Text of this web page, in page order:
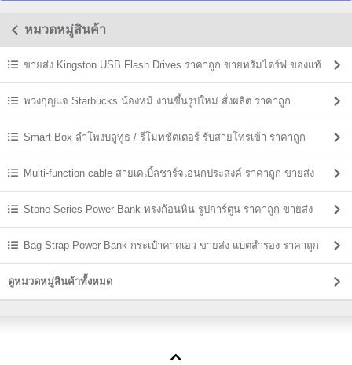
หมวดหมู่สินค้า
ขายส่ง Kingston USB Flash Drives ราคาถูก ขายทรัมไดร์ฟ ของแท้
พวงกุญแจ Starbucks น้องหมี งานขึ้นรูปใหม่ สั่งผลิต ราคาถูก
Smart Box ลำโพงบลูทูธ / รีโมทชัตเตอร์ รับสายโทรเข้า ราคาถูก
Multi-function cable สายเคเบิ้ลชาร์จเอนกประสงค์ ราคาถูก ขายส่ง
Stone Series Power Bank ทรงก้อนหิน รูปการ์ตูน ราคาถูก ขายส่ง
Bag Strap Power Bank กระเป๋าคาดเอว ขายส่ง แบตสำรอง ราคาถูก
ดูหมวดหมู่สินค้าทั้งหมด